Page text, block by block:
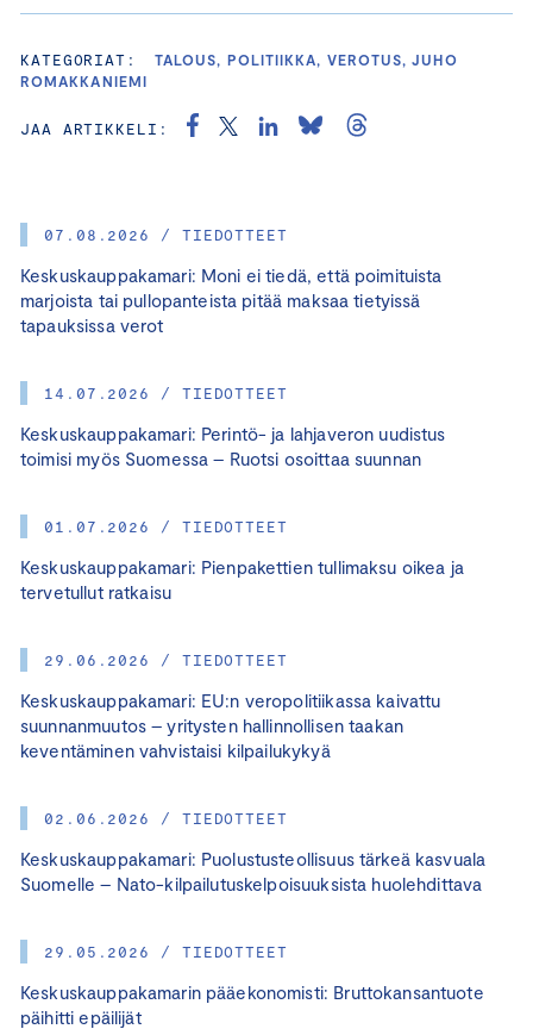
07.08.2026 / TIEDOTTEET
Keskuskauppakamari: Moni ei tiedä, että poimituista
marjoista tai pullopanteista pitää maksaa tietyissä
tapauksissa verot
14.07.2026 / TIEDOTTEET
Keskuskauppakamari: Perintö- ja lahjaveron uudistus
toimisi myös Suomessa – Ruotsi osoittaa suunnan
01.07.2026 / TIEDOTTEET
Keskuskauppakamari: Pienpakettien tullimaksu oikea ja
tervetullut ratkaisu
29.06.2026 / TIEDOTTEET
Keskuskauppakamari: EU:n veropolitiikassa kaivattu
suunnanmuutos – yritysten hallinnollisen taakan
keventäminen vahvistaisi kilpailukykyä
02.06.2026 / TIEDOTTEET
Keskuskauppakamari: Puolustusteollisuus tärkeä kasvuala
Suomelle – Nato-kilpailutuskelpoisuuksista huolehdittava
29.05.2026 / TIEDOTTEET
Keskuskauppakamarin pääekonomisti: Bruttokansantuote
päihitti epäilijät
KATEGORIAT:
TALOUS, POLITIIKKA, VEROTUS, JUHO
ROMAKKANIEMI
JAA ARTIKKELI: